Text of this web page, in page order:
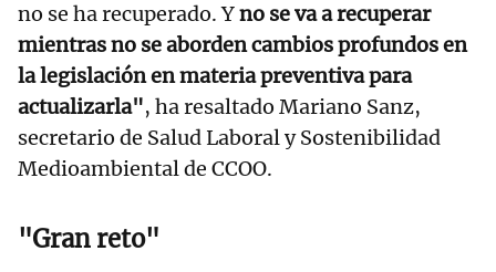
no se ha recuperado. Yno se va a recuperar
mientras no se aborden cambios profundos en
la legislación en materia preventiva para
actualizarla", ha resaltado Mariano Sanz,
secretario de Salud Laboral y Sostenibilidad
Medioambiental de CCOO.
"Gran reto"